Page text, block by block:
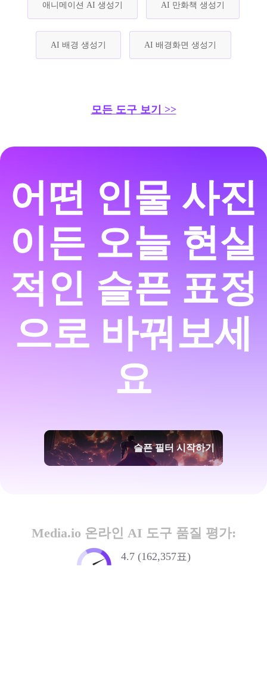
애니메이션 AI 생성기 AI 만화책 생성기
AI 배경 생성기 AI 배경화면 생성기
모든 도구 보기 >>
어떤 인물 사진
이든 오늘 현실
적인 슬픈 표정
으로 바꿔보세
요
슬픈 필터 시작하기
Media.io 온라인 AI 도구 품질 평가:
4.7 (162,357표)